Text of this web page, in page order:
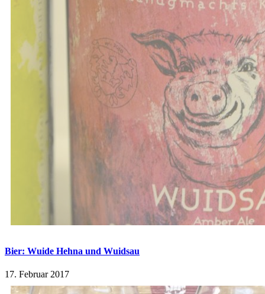
Bier: Wuide Hehna und Wuidsau
17. Februar 2017